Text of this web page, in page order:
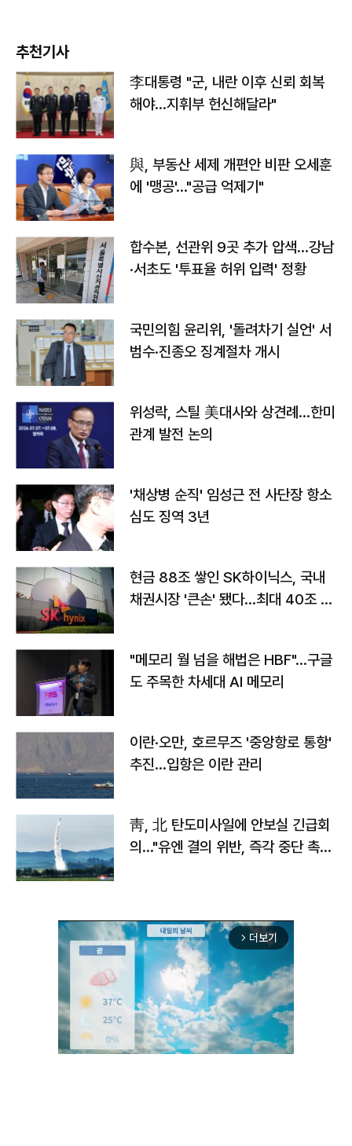
추천기사
李대통령 "군, 내란 이후 신뢰 회복
해야…지휘부 헌신해달라"
與, 부동산 세제 개편안 비판 오세훈
에 '맹공'…"공급 억제기"
합수본, 선관위 9곳 추가 압색…강남
·서초도 '투표율 허위 입력' 정황
국민의힘 윤리위, '돌려차기 실언' 서
범수·진종오 징계절차 개시
위성락, 스틸 美대사와 상견례…한미
관계 발전 논의
'채상병 순직' 임성근 전 사단장 항소
심도 징역 3년
현금 88조 쌓인 SK하이닉스, 국내
채권시장 '큰손' 됐다…최대 40조 투
"메모리 월 넘을 해법은 HBF"…구글
도 주목한 차세대 AI 메모리
이란·오만, 호르무즈 '중앙항로 통항'
추진…입항은 이란 관리
靑, 北 탄도미사일에 안보실 긴급회
의…"유엔 결의 위반, 즉각 중단 촉
arrow_forward_ios 더보기